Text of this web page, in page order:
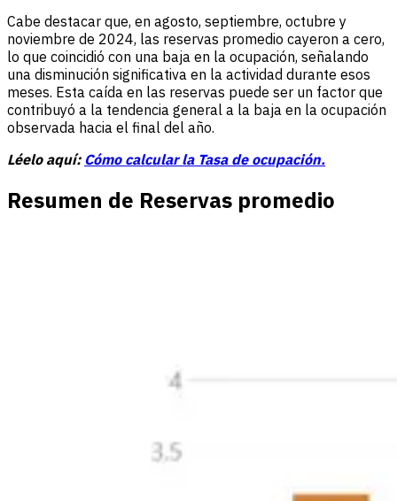
Cabe destacar que, en agosto, septiembre, octubre y
noviembre de 2024, las reservas promedio cayeron a cero,
lo que coincidió con una baja en la ocupación, señalando
una disminución significativa en la actividad durante esos
meses. Esta caída en las reservas puede ser un factor que
contribuyó a la tendencia general a la baja en la ocupación
observada hacia el final del año.
Léelo aquí: Cómo calcular la Tasa de ocupación.
Resumen de Reservas promedio